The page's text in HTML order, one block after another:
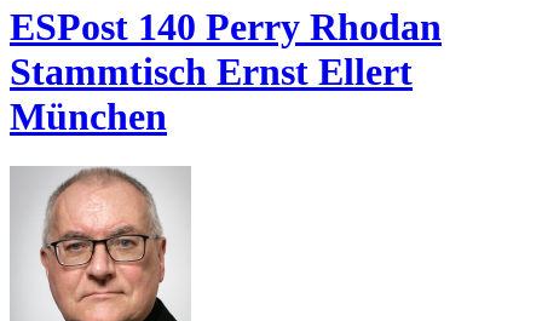
ESPost 140 Perry Rhodan
Stammtisch Ernst Ellert
München